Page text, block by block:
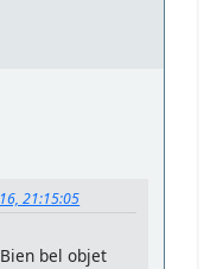
21:15:05
bel objet